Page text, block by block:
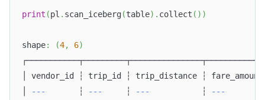
print (pl . scan_iceberg(table) . collect ( ) )
shape: (4, 6)
│ vendor_id ┆ trip_id ┆ trip_distance ┆
- - -
       ┆
- - -
     ┆
- - -
           ┆
- - -